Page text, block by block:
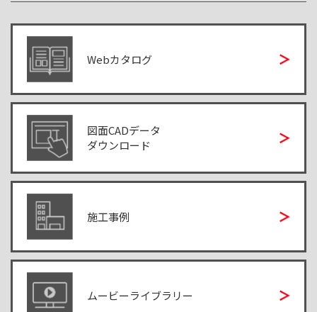
Webカタログ
図面CADデータ
ダウンロード
施工事例
ムービーライブラリー